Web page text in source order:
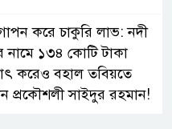
করে চাকুরি লাভ: নদী
নামে ১৩৪ কোটি টাকা
করেও বহাল তবিয়তে
প্রকৌশলী সাইদুর রহমান!